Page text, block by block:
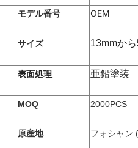
モデル番号 OEM
サイズ 13mmか
表面処理 亜鉛塗装
MOQ 2000PCS
原産地 フォシャン